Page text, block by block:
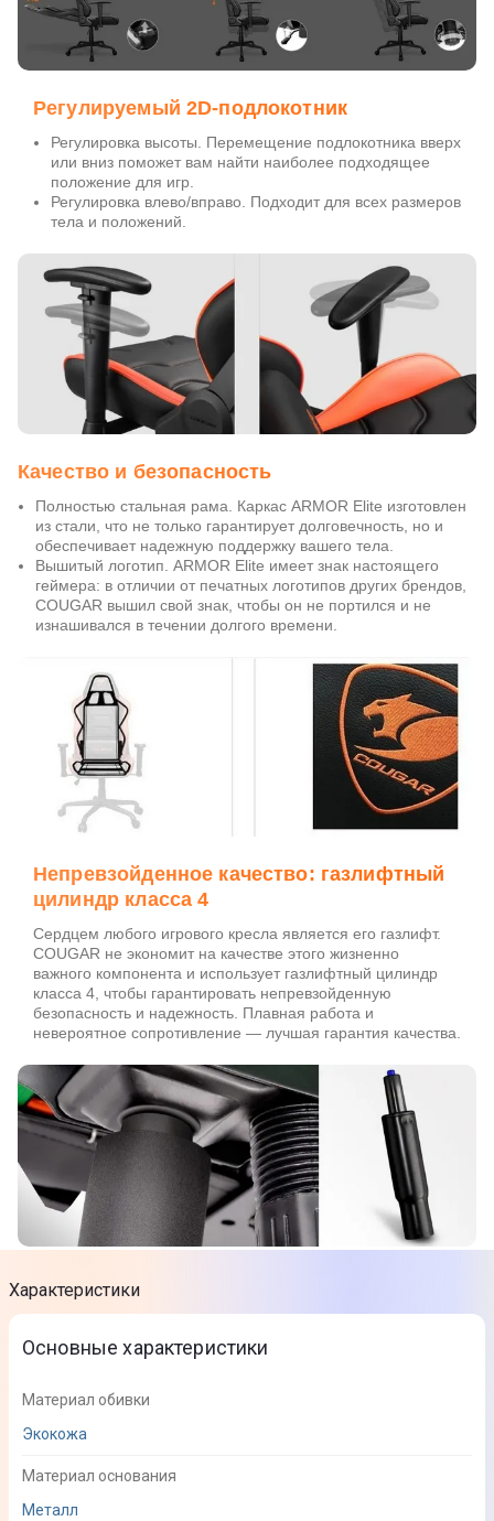
Регулируемый 2D-подлокотник
Регулировка высоты. Перемещение подлокотника вверх
или вниз поможет вам найти наиболее подходящее
положение для игр.
Регулировка влево/вправо. Подходит для всех размеров
тела и положений.
Качество и безопасность
Полностью стальная рама. Каркас ARMOR Elite изготовлен
из стали, что не только гарантирует долговечность, но и
обеспечивает надежную поддержку вашего тела.
Вышитый логотип. ARMOR Elite имеет знак настоящего
геймера: в отличии от печатных логотипов других брендов,
COUGAR вышил свой знак, чтобы он не портился и не
изнашивался в течении долгого времени.
Непревзойденное качество: газлифтный
цилиндр класса 4
Сердцем любого игрового кресла является его газлифт.
COUGAR не экономит на качестве этого жизненно
важного компонента и использует газлифтный цилиндр
класса 4, чтобы гарантировать непревзойденную
безопасность и надежность. Плавная работа и
невероятное сопротивление — лучшая гарантия качества.
Характеристики
Основные характеристики
Материал обивки
Экокожа
Материал основания
Металл